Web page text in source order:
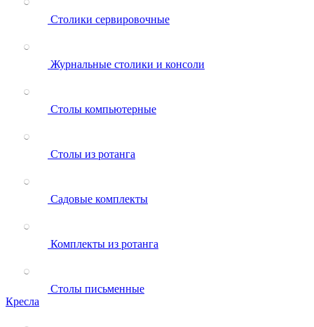
Столики сервировочные
Журнальные столики и консоли
Столы компьютерные
Столы из ротанга
Садовые комплекты
Комплекты из ротанга
Столы письменные
Кресла